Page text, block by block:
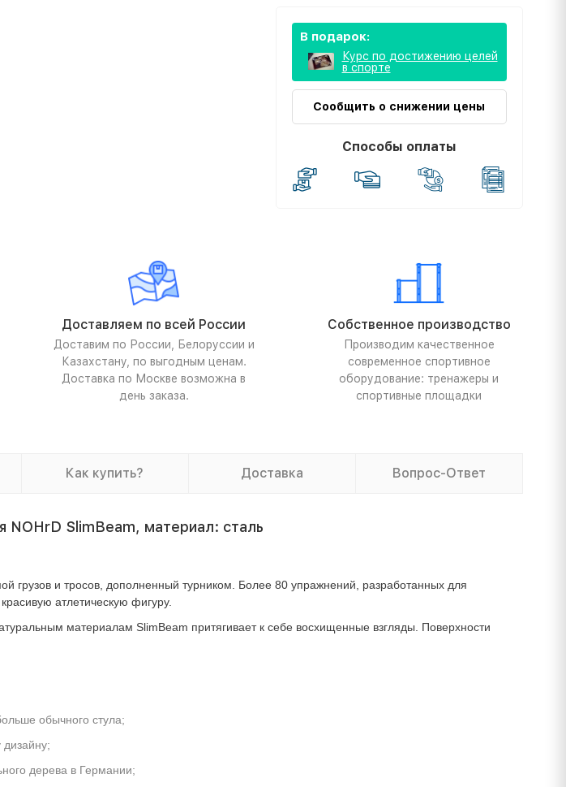
В подарок:
Курс по достижению целей
в спорте
Сообщить о снижении цены
Способы оплаты
Доставляем по всей России
Доставим по России, Белоруссии и
Казахстану, по выгодным ценам.
Доставка по Москве возможна в
день заказа.
Собственное производство
Производим качественное
современное спортивное
оборудование: тренажеры и
спортивные площадки
Как купить? Доставка Вопрос-Ответ
NOHrD SlimBeam, материал: сталь
грузов и тросов, дополненный турником. Более 80 упражнений, разработанных для
атлетическую фигуру.
материалам SlimBeam притягивает к себе восхищенные взгляды. Поверхности
обычного стула;
дизайну;
дерева в Германии;